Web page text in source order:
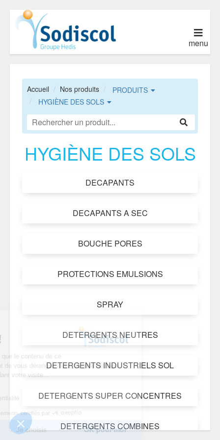
!
sûrs que le contenu de ce
avant de vous déranger, mais on aimerait bien
pendant votre visite...
confidentialité
Consentements certifiés par
Je choisis OK pour moi
menu
Accueil Nos produits
PRODUITS
HYGIÈNE DES SOLS
HYGIÈNE DES SOLS
DECAPANTS
DECAPANTS A SEC
BOUCHE PORES
PROTECTIONS EMULSIONS
SPRAY
DETERGENTS NEUTRES
DETERGENTS INDUSTRIELS SOL
DETERGENTS SUPER CONCENTRES
DETERGENTS COMBINES